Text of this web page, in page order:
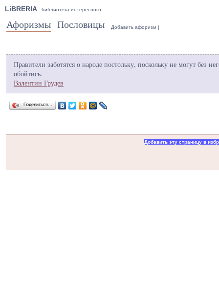
LiBRERIA - библиотека интересного.
Афоризмы Пословицы Добавить афоризм |
Правители заботятся о народе постольку, поскольку не могут без
обойтись.
Валентин Грудев
Поделиться…
Добавить эту страницу в